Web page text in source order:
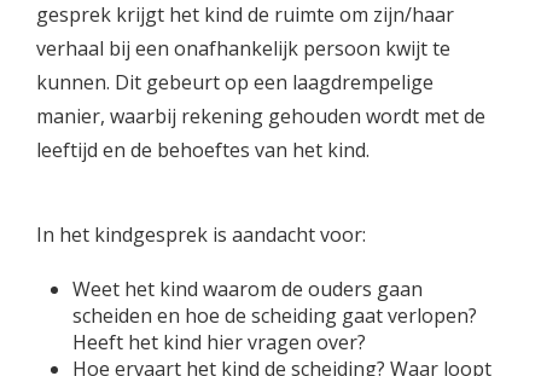
gesprek krijgt het kind de ruimte om zijn/haar
verhaal bij een onafhankelijk persoon kwijt te
kunnen. Dit gebeurt op een laagdrempelige
manier, waarbij rekening gehouden wordt met de
leeftijd en de behoeftes van het kind.
In het kindgesprek is aandacht voor:
Weet het kind waarom de ouders gaan
scheiden en hoe de scheiding gaat verlopen?
Heeft het kind hier vragen over?
Hoe ervaart het kind de scheiding? Waar loopt